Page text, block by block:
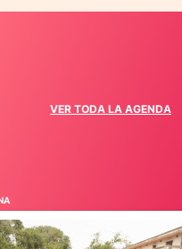
VER TODA LA AGENDA